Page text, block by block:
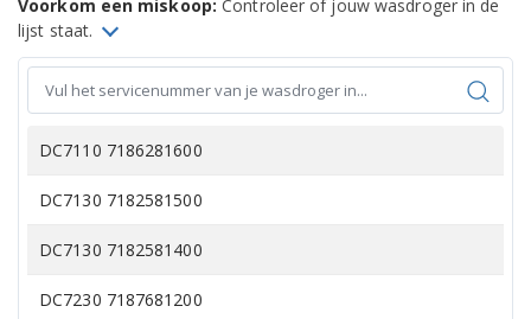
Voorkom een miskoop: Controleer of jouw wasdroger in de
lijst staat.
DC7110 7186281600
DC7130 7182581500
DC7130 7182581400
DC7230 7187681200